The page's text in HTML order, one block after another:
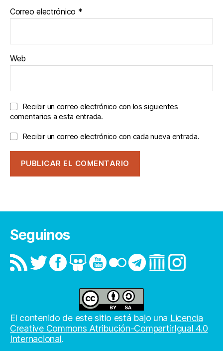
Correo electrónico *
Web
Recibir un correo electrónico con los siguientes
comentarios a esta entrada.
Recibir un correo electrónico con cada nueva entrada.
Seguinos
El contenido de este sitio está bajo una Licencia
Creative Commons Atribución-CompartirIgual 4.0
Internacional.